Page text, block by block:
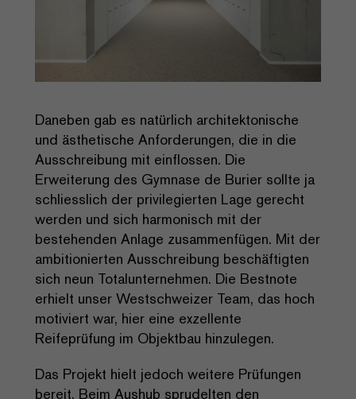
Daneben gab es natürlich architektonische
und ästhetische Anforderungen, die in die
Ausschreibung mit einflossen. Die
Erweiterung des Gymnase de Burier sollte ja
schliesslich der privilegierten Lage gerecht
werden und sich harmonisch mit der
bestehenden Anlage zusammenfügen. Mit der
ambitionierten Ausschreibung beschäftigten
sich neun Totalunternehmen. Die Bestnote
erhielt unser Westschweizer Team, das hoch
motiviert war, hier eine exzellente
Reifeprüfung im Objektbau hinzulegen.
Das Projekt hielt jedoch weitere Prüfungen
bereit. Beim Aushub sprudelten den